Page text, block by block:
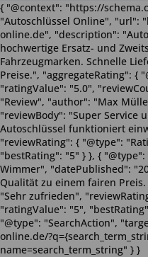
{ "@context": "https://
"Autoschlüssel Online", "url":
online.de", "description":
hochwertige Ersatz- und
Fahrzeugmarken. Schnelle
Preise.", "aggregateRating": {
"ratingValue": "5.0",
"Review", "author": "Max
"reviewBody": "Super Service
Autoschlüssel funktioniert
"reviewRating": { "@type":
"bestRating": "5" } }, {
Wimmer", "datePublished":
Qualität zu einem fairen
"Sehr zufrieden",
"ratingValue": "5",
"@type": "SearchAction",
online.de/
name=search_term_string" } }